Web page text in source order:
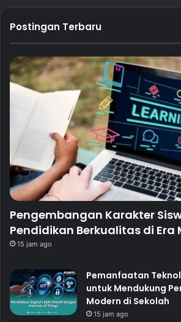
Postingan Terbaru
Pengembangan Karakter
Pendidikan Berkualitas di Era
15 jam ago
Pemanfaatan
untuk Mendukung
Modern di Sekolah
15 jam ago